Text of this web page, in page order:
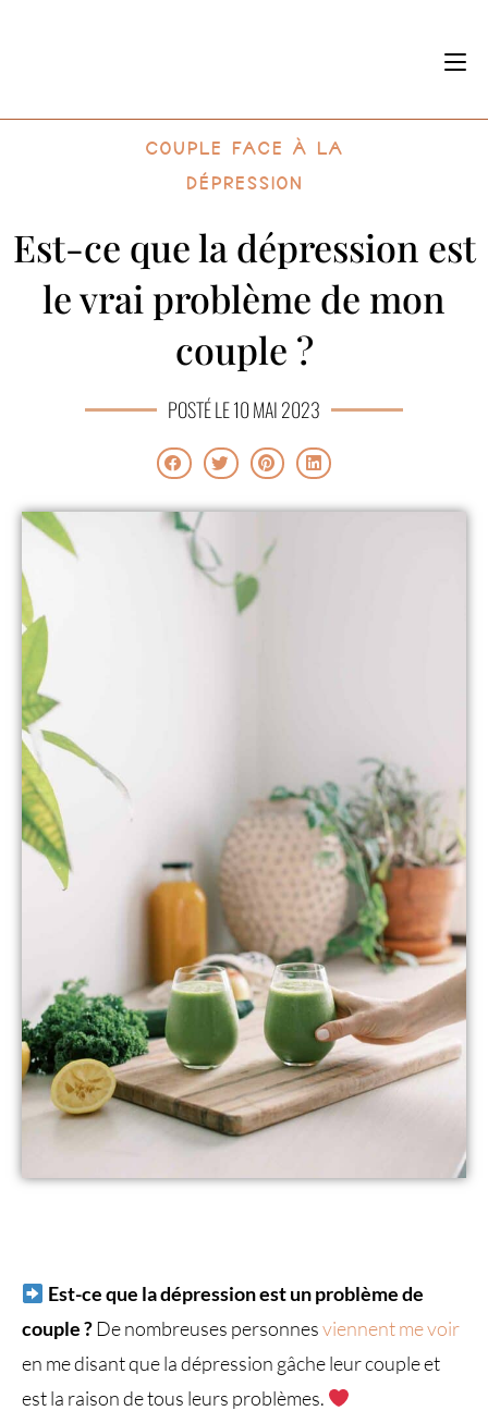
Couple face à la
dépression
Est-ce que la dépression est
le vrai problème de mon
couple ?
POSTÉ LE 10 MAI 2023
Est-ce que la dépression est un problème de
couple ?De nombreuses personnesviennent me voir
en me disant que la dépression gâche leur couple et
est la raison de tous leurs problèmes.